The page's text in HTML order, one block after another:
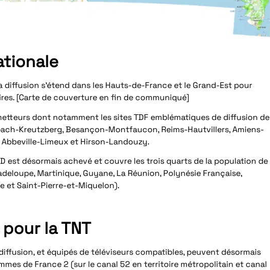
s’étend dans les Hauts-de-France et le Grand-Est pour
[Carte de couverture en fin de communiqué]
dont notamment les sites TDF emblématiques de diffusion de
Kreutzberg, Besançon-Montfaucon, Reims-Hautvillers, Amiens-
Limeux et Hirson-Landouzy.
est désormais achevé et couvre les trois quarts de la population de
Martinique, Guyane, La Réunion, Polynésie Française,
et Saint-Pierre-et-Miquelon).
la TNT
et équipés de téléviseurs compatibles, peuvent désormais
de France 2 (sur le canal 52 en territoire métropolitain et canal